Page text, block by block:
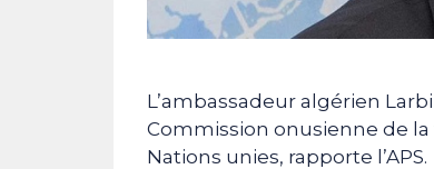
L’ambassadeur algérien
Commission onusienne de
Nations unies, rapporte l’APS.